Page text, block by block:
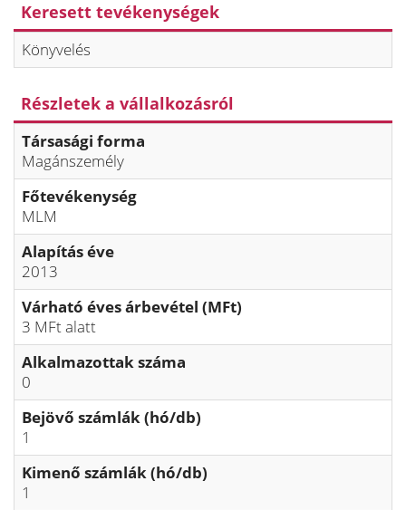
Keresett tevékenységek
Könyvelés
Részletek a vállalkozásról
Társasági forma
Magánszemély
Főtevékenység
MLM
Alapítás éve
2013
Várható éves árbevétel (MFt)
3 MFt alatt
Alkalmazottak száma
0
Bejövő számlák (hó/db)
1
Kimenő számlák (hó/db)
1